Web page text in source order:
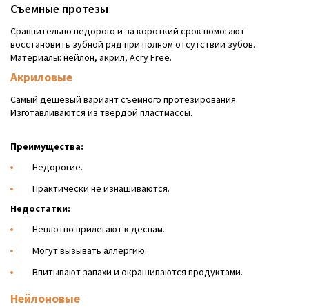
Съемные протезы
Сравнительно недорого и за короткий срок помогают
восстановить зубной ряд при полном отсутствии зубов.
Материалы: нейлон, акрил, Acry Free.
Акриловые
Самый дешевый вариант съемного протезирования.
Изготавливаются из твердой пластмассы.
Преимущества:
Недорогие.
Практически не изнашиваются.
Недостатки:
Неплотно прилегают к деснам.
Могут вызывать аллергию.
Впитывают запахи и окрашиваются продуктами.
Нейлоновые